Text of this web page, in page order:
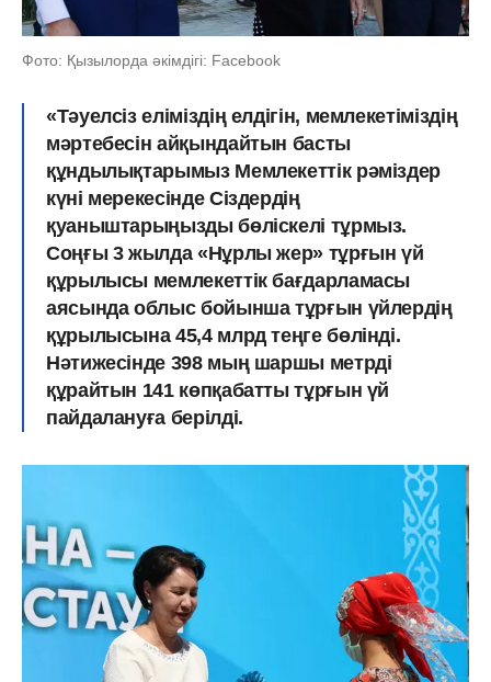
Фото: Қызылорда әкімдігі: Facebook
«Тәуелсіз еліміздің елдігін, мемлекетіміздің
мәртебесін айқындайтын басты
құндылықтарымыз Мемлекеттік рәміздер
күні мерекесінде Сіздердің
қуаныштарыңызды бөліскелі тұрмыз.
Соңғы 3 жылда «Нұрлы жер» тұрғын үй
құрылысы мемлекеттік бағдарламасы
аясында облыс бойынша тұрғын үйлердің
құрылысына 45,4 млрд теңге бөлінді.
Нәтижесінде 398 мың шаршы метрді
құрайтын 141 көпқабатты тұрғын үй
пайдалануға берілді.